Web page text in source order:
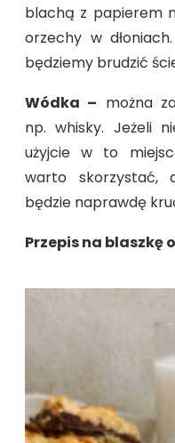
blachą z papierem
orzechy w
będziemy brudzić
Wódka – można
np. whisky. Jeżeli
użyjcie w to
warto skorzystać,
będzie naprawdę
Przepis na blaszkę